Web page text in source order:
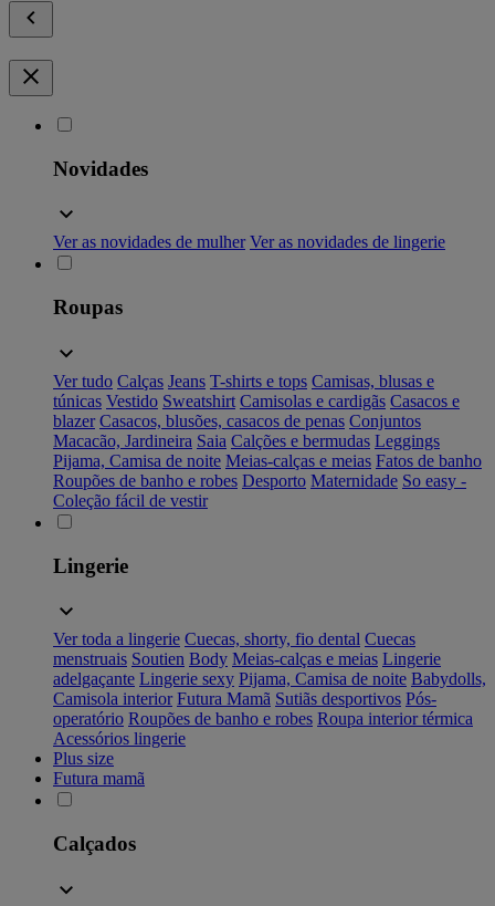
Novidades
Ver as novidades de mulher Ver as novidades de lingerie
Roupas
Ver tudo Calças Jeans T-shirts e tops Camisas, blusas e
túnicas Vestido Sweatshirt Camisolas e cardigãs Casacos e
blazer Casacos, blusões, casacos de penas Conjuntos
Macacão, Jardineira Saia Calções e bermudas Leggings
Pijama, Camisa de noite Meias-calças e meias Fatos de banho
Roupões de banho e robes Desporto Maternidade So easy -
Coleção fácil de vestir
Lingerie
Ver toda a lingerie Cuecas, shorty, fio dental Cuecas
menstruais Soutien Body Meias-calças e meias Lingerie
adelgaçante Lingerie sexy Pijama, Camisa de noite Babydolls,
Camisola interior Futura Mamã Sutiãs desportivos Pós-
operatório Roupões de banho e robes Roupa interior térmica
Acessórios lingerie
Plus size
Futura mamã
Calçados